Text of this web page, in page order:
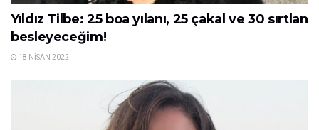
Yıldız Tilbe: 25 boa yılanı, 25 çakal ve 30 sırtlan
besleyeceğim!
18 NISAN 2022